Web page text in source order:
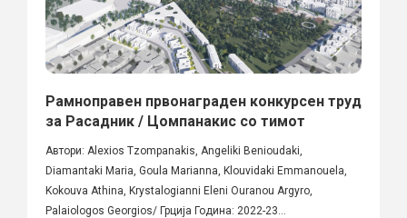
Рамноправен првонаграден конкурсен труд
за Расадник / Цомпанакис со тимот
Автори: Alexios Tzompanakis, Angeliki Benioudaki,
Diamantaki Maria, Goula Marianna, Klouvidaki Emmanouela,
Kokouva Athina, Krystalogianni Eleni Ouranou Argyro,
Palaiologos Georgios/ Грција Година: 2022-23...